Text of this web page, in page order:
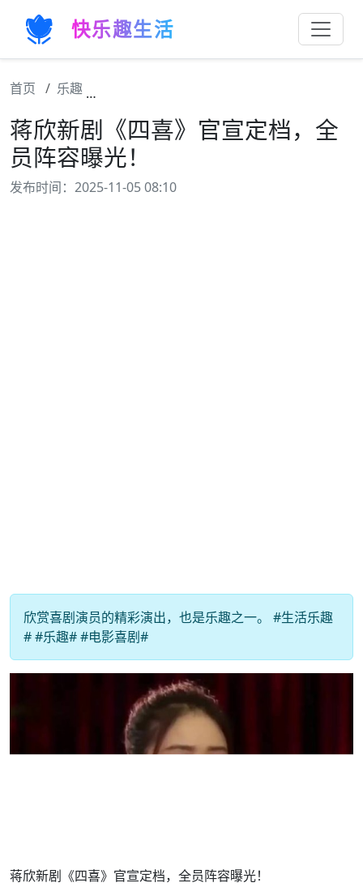
快乐趣生活
首页 乐趣
蒋欣新剧《四喜》官宣定档，全
员阵容曝光！
发布时间：2025-11-05 08:10
欣赏喜剧演员的精彩演出，也是乐趣之一。 #生活乐趣
# #乐趣# #电影喜剧#
蒋欣新剧《四喜》官宣定档，全员阵容曝光！